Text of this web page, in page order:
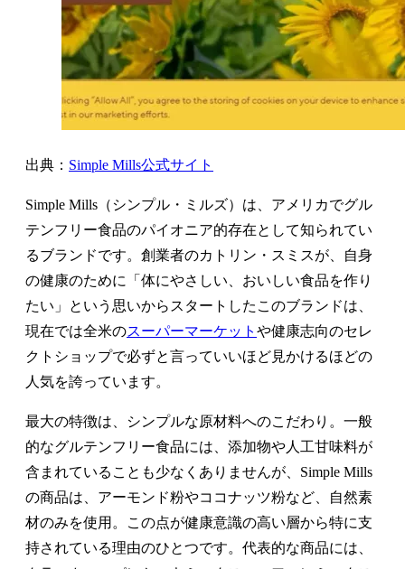
出典： Simple Mills公式サイト
Simple Mills（シンプル・ミルズ）は、アメリカでグル
テンフリー食品のパイオニア的存在として知られてい
るブランドです。創業者のカトリン・スミスが、自身
の健康のために「体にやさしい、おいしい食品を作り
たい」という思いからスタートしたこのブランドは、
現在では全米のスーパーマーケット や健康志向のセレ
クトショップで必ずと言っていいほど見かけるほどの
人気を誇っています。
最大の特徴は、シンプルな原材料へのこだわり。一般
的なグルテンフリー食品には、添加物や人工甘味料が
含まれていることも少なくありませんが、Simple Mills
の商品は、アーモンド粉やココナッツ粉など、自然素
材のみを使用。この点が健康意識の高い層から特に支
持されている理由のひとつです。代表的な商品には、